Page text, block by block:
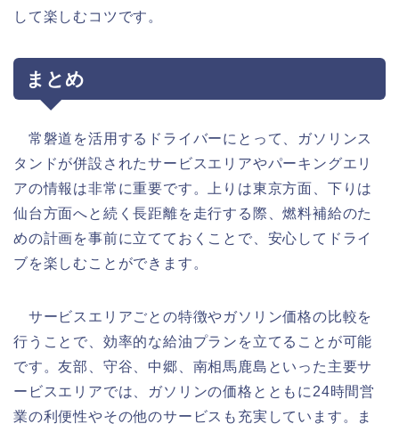
して楽しむコツです。
まとめ
常磐道を活用するドライバーにとって、ガソリンス
タンドが併設されたサービスエリアやパーキングエリ
アの情報は非常に重要です。上りは東京方面、下りは
仙台方面へと続く長距離を走行する際、燃料補給のた
めの計画を事前に立てておくことで、安心してドライ
ブを楽しむことができます。
サービスエリアごとの特徴やガソリン価格の比較を
行うことで、効率的な給油プランを立てることが可能
です。友部、守谷、中郷、南相馬鹿島といった主要サ
ービスエリアでは、ガソリンの価格とともに24時間営
業の利便性やその他のサービスも充実しています。ま